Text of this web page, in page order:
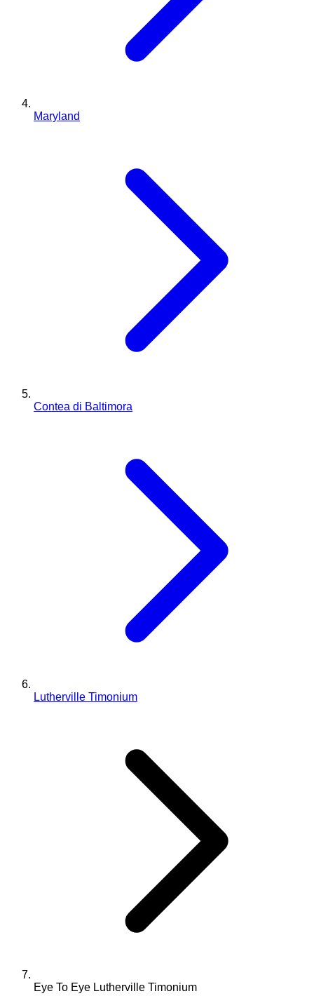
Maryland
Contea di Baltimora
Lutherville Timonium
Eye To Eye Lutherville Timonium